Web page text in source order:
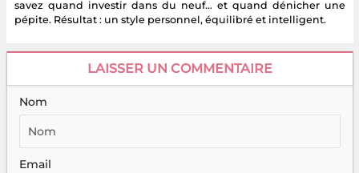
savez quand investir dans du neuf… et quand dénicher une
pépite. Résultat : un style personnel, équilibré et intelligent.
LAISSER UN COMMENTAIRE
Nom
Email